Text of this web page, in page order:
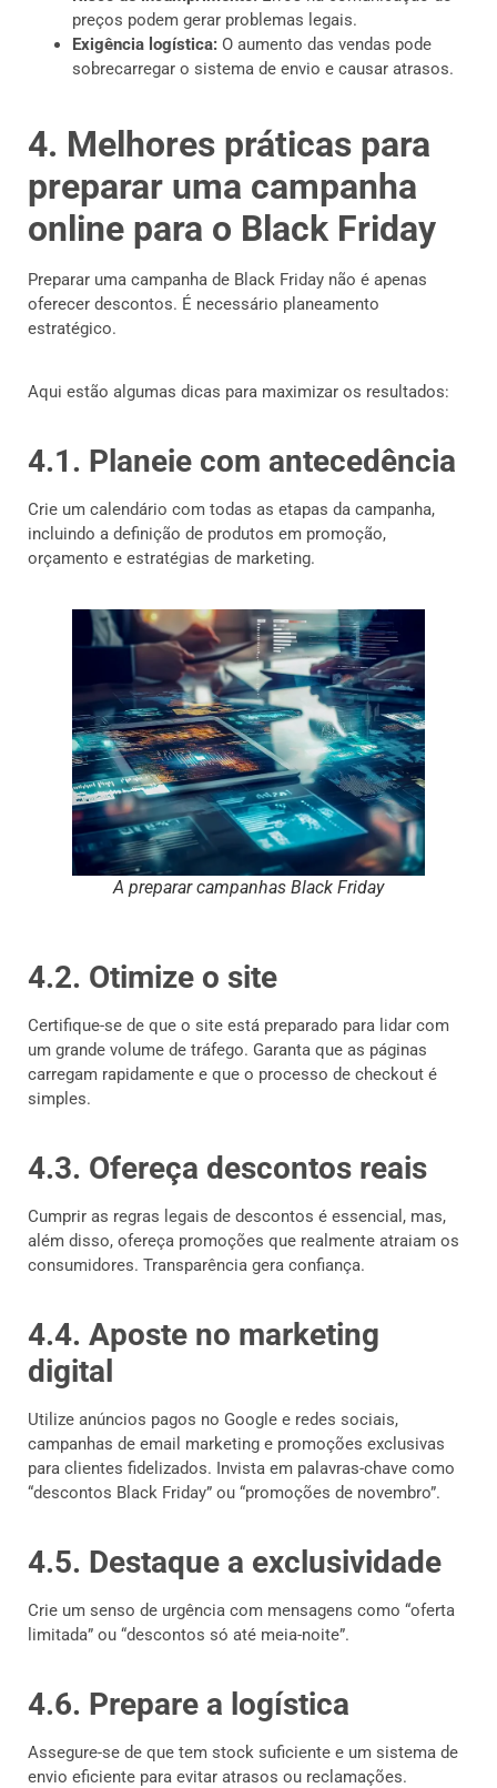
preços podem gerar problemas legais.
Exigência logística: O aumento das vendas pode
sobrecarregar o sistema de envio e causar atrasos.
4. Melhores práticas para
preparar uma campanha
online para o Black Friday
Preparar uma campanha de Black Friday não é apenas
oferecer descontos. É necessário planeamento
estratégico.
Aqui estão algumas dicas para maximizar os resultados:
4.1. Planeie com antecedência
Crie um calendário com todas as etapas da campanha,
incluindo a definição de produtos em promoção,
orçamento e estratégias de marketing.
A preparar campanhas Black Friday
4.2. Otimize o site
Certifique-se de que o site está preparado para lidar com
um grande volume de tráfego. Garanta que as páginas
carregam rapidamente e que o processo de checkout é
simples.
4.3. Ofereça descontos reais
Cumprir as regras legais de descontos é essencial, mas,
além disso, ofereça promoções que realmente atraiam os
consumidores. Transparência gera confiança.
4.4. Aposte no marketing
digital
Utilize anúncios pagos no Google e redes sociais,
campanhas de email marketing e promoções exclusivas
para clientes fidelizados. Invista em palavras-chave como
“descontos Black Friday” ou “promoções de novembro”.
4.5. Destaque a exclusividade
Crie um senso de urgência com mensagens como “oferta
limitada” ou “descontos só até meia-noite”.
4.6. Prepare a logística
Assegure-se de que tem stock suficiente e um sistema de
envio eficiente para evitar atrasos ou reclamações.